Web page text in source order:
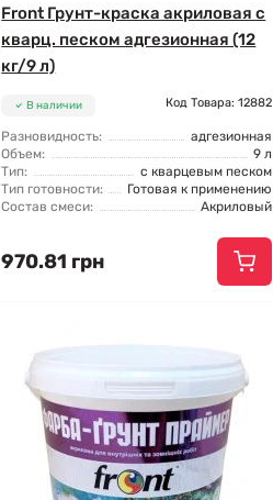
Front Грунт-краска акриловая с
кварц. песком адгезионная (12
кг/9 л)
В наличии Код Товара: 12882
Разновидность:
адгезионная
Объем:
9 л
Тип:
с кварцевым песком
Тип готовности:
Готовая к применению
Состав смеси:
Акриловый
970.81 грн